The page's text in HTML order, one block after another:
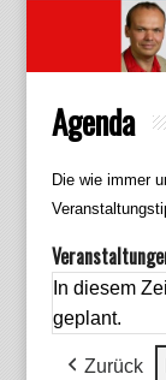
Agenda
Die wie immer
In diesem
geplant.
Zurück